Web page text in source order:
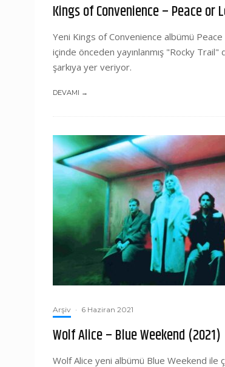
Kings of Convenience – Peace or
Yeni Kings of Convenience albümü
içinde önceden yayınlanmış "Rocky Trail"
şarkıya yer veriyor.
DEVAMI →
Arşiv · 6 Haziran 2021
Wolf Alice – Blue Weekend (2021)
Wolf Alice yeni albümü Blue Weekend ile